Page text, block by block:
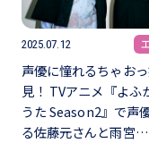
2025.07.12
声優に憧れるちゃお
見！ TVアニメ『よふ
うた Season2』で声
る佐藤元さんと雨宮…